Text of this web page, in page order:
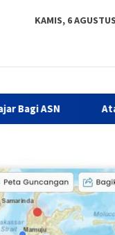
KAMIS, 6
Atasi